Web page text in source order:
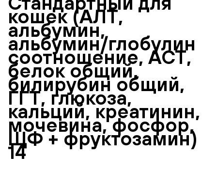
кошек (АЛТ,
альбумин,
альбумин/глобулин
соотношение, АСТ,
белок общий,
билирубин общий,
ГГТ, глюкоза,
кальций, креатинин,
мочевина, фосфор,
ЩФ + фруктозамин)
14